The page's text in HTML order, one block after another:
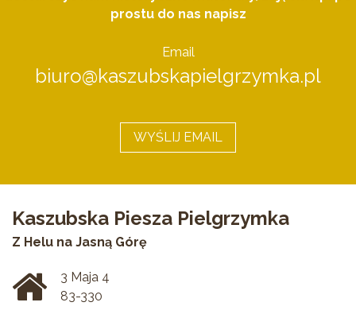
prostu do nas napisz
Email
biuro@kaszubskapielgrzymka.pl
WYŚLIJ EMAIL
Kaszubska Piesza Pielgrzymka
Z Helu na Jasną Górę
3 Maja 4
83-330